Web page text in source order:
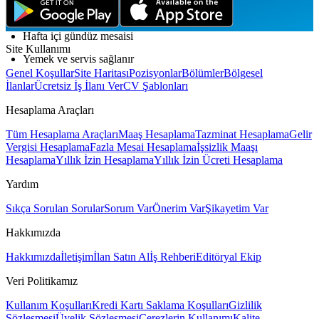
Eğitim sürecinde mesleki gelişim desteği
Hafta içi gündüz mesaisi
Yemek ve servis sağlanır
Site Kullanımı
Genel KoşullarSite HaritasıPozisyonlarBölümlerBölgesel
İlanlarÜcretsiz İş İlanı VerCV Şablonları
Hesaplama Araçları
Tüm Hesaplama AraçlarıMaaş HesaplamaTazminat HesaplamaGelir
Vergisi HesaplamaFazla Mesai Hesaplamaİşsizlik Maaşı
HesaplamaYıllık İzin HesaplamaYıllık İzin Ücreti Hesaplama
Yardım
Sıkça Sorulan SorularSorum VarÖnerim VarŞikayetim Var
Hakkımızda
Hakkımızdaİletişimİlan Satın Alİş RehberiEditöryal Ekip
Veri Politikamız
Kullanım KoşullarıKredi Kartı Saklama KoşullarıGizlilik